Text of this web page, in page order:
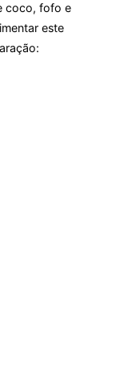
coco, fofo e
este